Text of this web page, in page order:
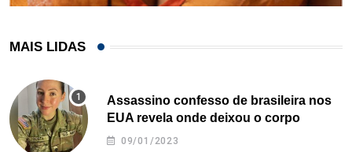
MAIS LIDAS
Assassino confesso de brasileira nos
EUA revela onde deixou o corpo
09/01/2023